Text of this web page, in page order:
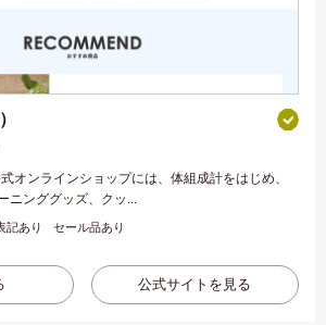
オンラインショップには、体組成計をはじめ、
ニンググッズ、クッ...
記あり セール品あり
公式サイトを見る